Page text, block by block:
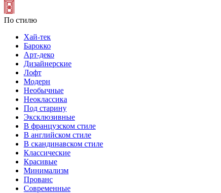
По стилю
Хай-тек
Барокко
Арт-деко
Дизайнерские
Лофт
Модерн
Необычные
Неоклассика
Под старину
Эксклюзивные
В французском стиле
В английском стиле
В скандинавском стиле
Классические
Красивые
Минимализм
Прованс
Современные